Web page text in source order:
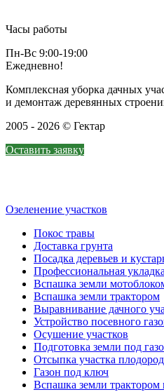
Часы работы
Пн-Вс 9:00-19:00
Ежедневно!
Комплексная уборка дачных
и демонтаж деревянных
2005 - 2026 © Гектар
Оставить заявку
Озеленение участков
Покос травы
Доставка грунта
Посадка деревьев и
Профессиональная
Вспашка земли
Вспашка земли трактором
Выравнивание дачного
Устройство посевного
Осушение участков
Подготовка земли под
Отсыпка участка
Газон под ключ
Вспашка земли